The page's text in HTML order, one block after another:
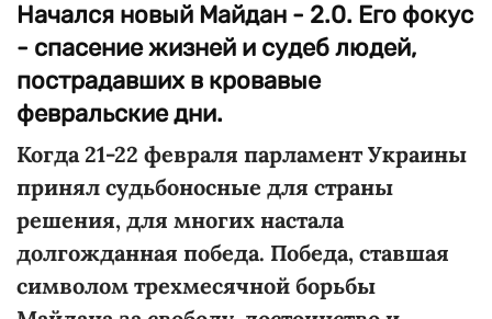
Начался новый Майдан - 2.0. Его фокус
- спасение жизней и судеб людей,
пострадавших в кровавые
февральские дни.
Когда 21-22 февраля парламент Украины
принял судьбоносные для страны
решения, для многих настала
долгожданная победа. Победа, ставшая
символом трехмесячной борьбы